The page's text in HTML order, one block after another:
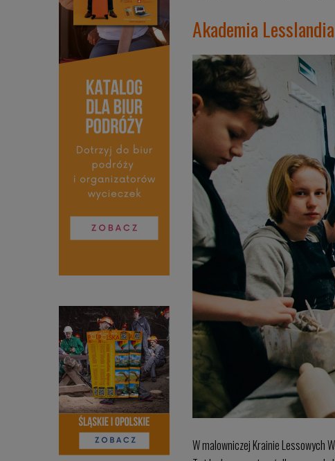
Akademia
W malowniczej Krainie Lessowych